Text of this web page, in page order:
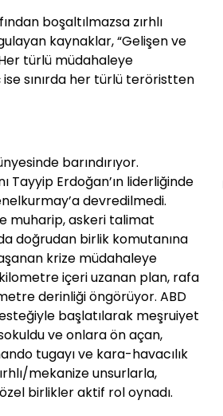
boşaltılmazsa zırhlı
kaynaklar, “Gelişen ve
türlü müdahaleye
ise sınırda her türlü teröristten
barındırıyor.
Erdoğan’ın liderliğinde
devredilmedi.
muharip, askeri talimat
doğrudan birlik komutanına
krize müdahaleye
içeri uzanan plan, rafa
derinliği öngörüyor. ABD
başlatılarak meşruiyet
ve onlara ön açan,
tugayı ve kara-havacılık
mekanize unsurlarla,
birlikler aktif rol oynadı.